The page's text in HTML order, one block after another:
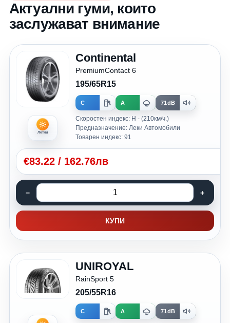
Актуални гуми, които
заслужават внимание
Летни
Continental
PremiumContact 6
195/65R15
C A 71dB
Скоростен индекс: H - (210км/ч.)
Предназначение: Леки Автомобили
Товарен индекс: 91
€83.22 / 162.76лв
КУПИ
UNIROYAL
RainSport 5
205/55R16
C A 71dB